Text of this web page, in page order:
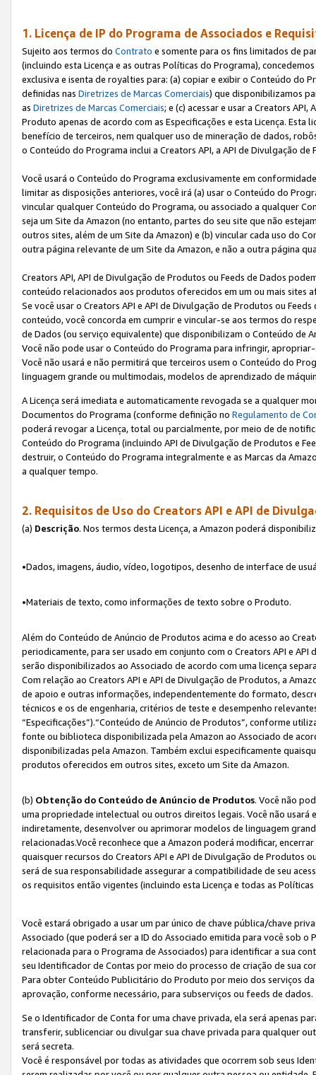
1. Licença de IP do Programa de Associados e
Sujeito aos termos do Contrato e somente para os fins limitados de
(incluindo esta Licença e as outras Políticas do Programa),
exclusiva e isenta de royalties para: (a) copiar e exibir o Conteúdo do
definidas nas Diretrizes de Marcas Comerciais) que disponibilizamos
as Diretrizes de Marcas Comerciais; e (c) acessar e usar a Creators
Produto apenas de acordo com as Especificações e esta Licença.
benefício de terceiros, nem qualquer uso de mineração de dados,
o Conteúdo do Programa inclui a Creators API, a API de Divulgação
Você usará o Conteúdo do Programa exclusivamente em
limitar as disposições anteriores, você irá (a) usar o Conteúdo do
vincular qualquer Conteúdo do Programa, ou associado a qualquer
seja um Site da Amazon (no entanto, partes do seu site que não
outros sites, além de um Site da Amazon) e (b) vincular cada uso do
outra página relevante de um Site da Amazon, e não a outra página
Creators API, API de Divulgação de Produtos ou Feeds de Dados
conteúdo relacionados aos produtos oferecidos em um ou mais sites
Se você usar o Creators API e API de Divulgação de Produtos ou
conteúdo, você concorda em cumprir e vincular-se aos termos do
de Dados (ou serviço equivalente) que disponibilizam o Conteúdo de
Você não pode usar o Conteúdo do Programa para infringir,
Você não usará e não permitirá que terceiros usem o Conteúdo do
linguagem grande ou multimodais, modelos de aprendizado de
A Licença será imediata e automaticamente revogada se a qualquer
Documentos do Programa (conforme definição no Regulamento de
poderá revogar a Licença, total ou parcialmente, por meio de de
Conteúdo do Programa (incluindo API de Divulgação de Produtos e
destruir, o Conteúdo do Programa integralmente e as Marcas da
a qualquer tempo.
2. Requisitos de Uso do Creators API e API de
(a) Descrição. Nos termos desta Licença, a Amazon poderá
•Dados, imagens, áudio, vídeo, logotipos, desenho de interface de
•Materiais de texto, como informações de texto sobre o Produto.
Além do Conteúdo de Anúncio de Produtos acima e do acesso ao
periodicamente, para ser usado em conjunto com o Creators API e
serão disponibilizados ao Associado de acordo com uma licença
Com relação ao Creators API e API de Divulgação de Produtos, a
de apoio e outras informações, independentemente do formato,
técnicos e os de engenharia, critérios de teste e desempenho
“Especificações”).“Conteúdo de Anúncio de Produtos”, conforme
fonte ou biblioteca disponibilizada pela Amazon ao Associado de
disponibilizadas pela Amazon. Também exclui especificamente
produtos oferecidos em outros sites, exceto um Site da Amazon.
(b) Obtenção do Conteúdo de Anúncio de Produtos. Você não
uma propriedade intelectual ou outros direitos legais. Você não
indiretamente, desenvolver ou aprimorar modelos de linguagem
relacionadas.Você reconhece que a Amazon poderá modificar,
quaisquer recursos do Creators API e API de Divulgação de Produtos
será de sua responsabilidade assegurar a compatibilidade de seu
os requisitos então vigentes (incluindo esta Licença e todas as
Você estará obrigado a usar um par único de chave pública/chave
Associado (que poderá ser a ID do Associado emitida para você sob
relacionada para o Programa de Associados) para identificar a sua
seu Identificador de Contas por meio do processo de criação de sua
Para obter Conteúdo Publicitário do Produto por meio dos serviços
aprovação, conforme necessário, para subserviços ou feeds de dados.
Se o Identificador de Conta for uma chave privada, ela será apenas
transferir, sublicenciar ou divulgar sua chave privada para qualquer
será secreta.
Você é responsável por todas as atividades que ocorrem sob seus